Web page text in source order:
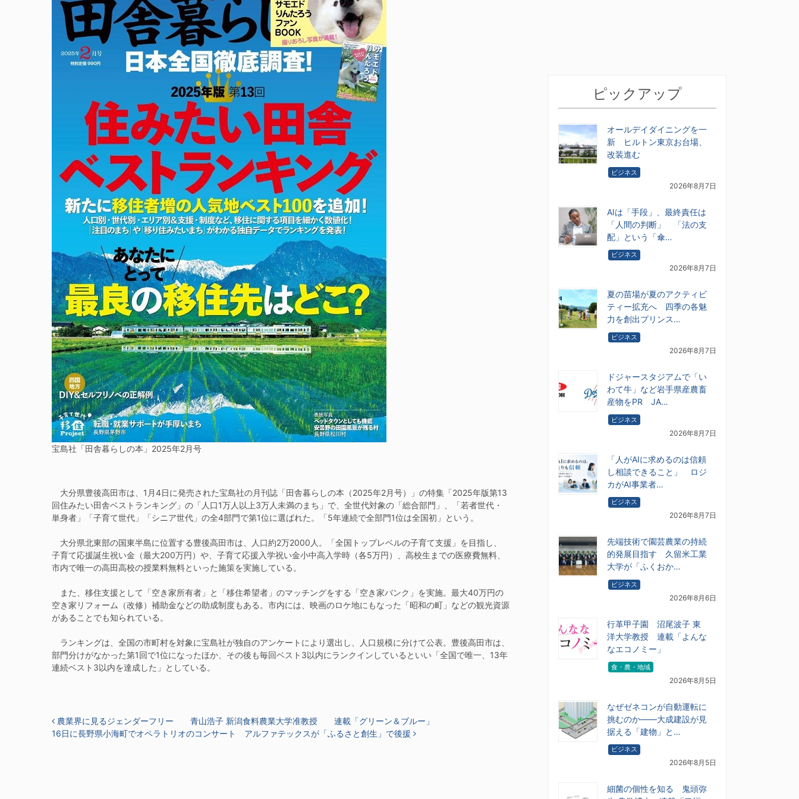
宝島社「田舎暮らしの本」2025年2月号
大分県豊後高田市は、1月4日に発売された宝島社の月刊誌「田舎暮らしの本（2025年2月号）」の特集「2025年版第13
回住みたい田舎ベストランキング」の「人口1万人以上3万人未満のまち」で、全世代対象の「総合部門」、「若者世代・
単身者」「子育て世代」「シニア世代」の全4部門で第1位に選ばれた。「5年連続で全部門1位は全国初」という。
大分県北東部の国東半島に位置する豊後高田市は、人口約2万2000人。「全国トップレベルの子育て支援」を目指し、
子育て応援誕生祝い金（最大200万円）や、子育て応援入学祝い金小中高入学時（各5万円）、高校生までの医療費無料、
市内で唯一の高田高校の授業料無料といった施策を実施している。
また、移住支援として「空き家所有者」と「移住希望者」のマッチングをする「空き家バンク」を実施。最大40万円の
空き家リフォーム（改修）補助金などの助成制度もある。市内には、映画のロケ地にもなった「昭和の町」などの観光資源
があることでも知られている。
ランキングは、全国の市町村を対象に宝島社が独自のアンケートにより選出し、人口規模に分けて公表。豊後高田市は、
部門分けがなかった第1回で1位になったほか、その後も毎回ベスト3以内にランクインしているといい「全国で唯一、13年
連続ベスト3以内を達成した」としている。
投稿ナビゲーション
農業界に見るジェンダーフリー 青山浩子 新潟食料農業大学准教授 連載「グリーン＆ブルー」
16日に長野県小海町でオペラトリオのコンサート アルファテックスが「ふるさと創生」で後援
ピックアップ
オールデイダイニングを一
新 ヒルトン東京お台場、
改装進む
ビジネス
2026年8月7日
AIは「手段」、最終責任は
「人間の判断」 「法の支
配」という「傘…
ビジネス
2026年8月7日
夏の苗場が夏のアクティビ
ティー拡充へ 四季の各魅
力を創出プリンス…
ビジネス
2026年8月7日
ドジャースタジアムで「い
わて牛」など岩手県産農畜
産物をPR JA…
ビジネス
2026年8月7日
「人がAIに求めるのは信頼
し相談できること」 ロジ
カがAI事業者…
ビジネス
2026年8月7日
先端技術で園芸農業の持続
的発展目指す 久留米工業
大学が「ふくおか…
ビジネス
2026年8月6日
行革甲子園 沼尾波子 東
洋大学教授 連載「よんな
なエコノミー」
食・農・地域
2026年8月5日
なぜゼネコンが自動運転に
挑むのか――大成建設が見
据える「建物」と…
ビジネス
2026年8月5日
細菌の個性を知る 鬼頭弥